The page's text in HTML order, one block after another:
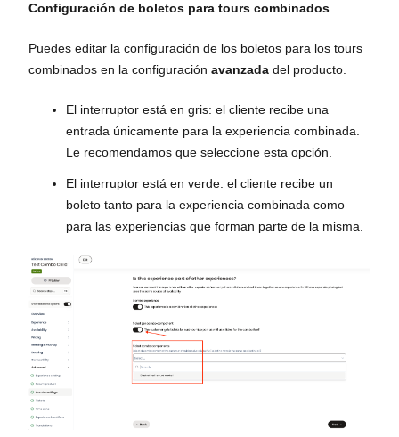
Configuración de boletos para tours combinados
Puedes editar la configuración de los boletos para los tours
combinados en la configuración avanzada del producto.
El interruptor está en gris: el cliente recibe una
entrada únicamente para la experiencia combinada.
Le recomendamos que seleccione esta opción.
El interruptor está en verde: el cliente recibe un
boleto tanto para la experiencia combinada como
para las experiencias que forman parte de la misma.